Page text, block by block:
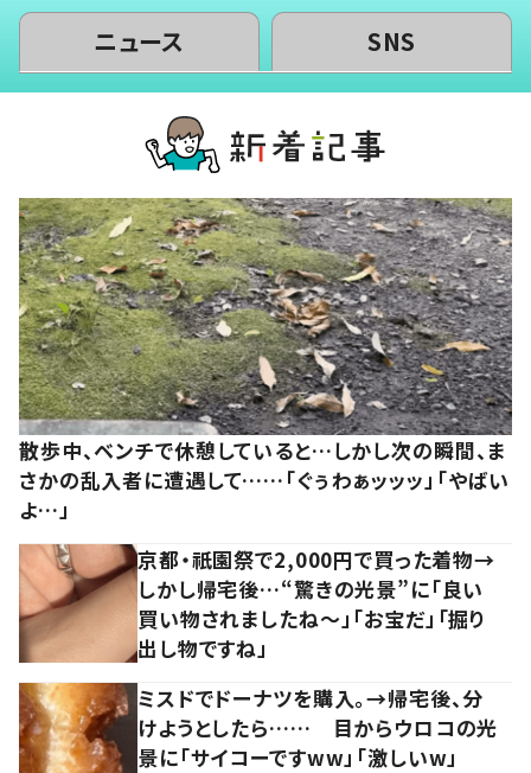
ニュース SNS
散歩中、ベンチで休憩していると…しかし次の瞬間、ま
さかの乱入者に遭遇して……「ぐぅわぁッッッ」「やばい
よ…」
京都・祇園祭で2,000円で買った着物→
しかし帰宅後…“驚きの光景”に「良い
買い物されましたね～」「お宝だ」「掘り
出し物ですね」
ミスドでドーナツを購入。→帰宅後、分
けようとしたら…… 目からウロコの光
景に「サイコーですww」「激しいw」